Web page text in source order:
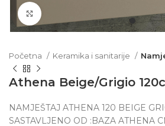
Početna Keramika i sanitarije
Athena Beige/Grigio
NAMJEŠTAJ ATHENA 120 BEIGE
SASTAVLJENO OD :BAZA ATHENA